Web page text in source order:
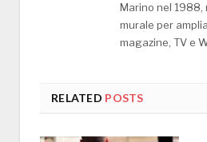
Marino nel 1988,
murale per
magazine, TV e
RELATED POSTS